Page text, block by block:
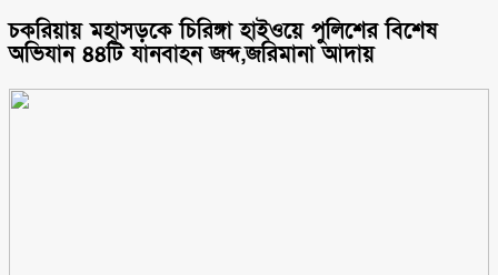
চকরিয়ায় মহাসড়কে চিরিঙ্গা হাইওয়ে পুলিশের বিশেষ
অভিযান ৪৪টি যানবাহন জব্দ,জরিমানা আদায়